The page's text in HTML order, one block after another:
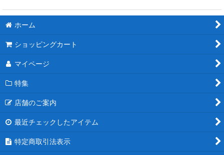
ホーム
ショッピングカート
マイページ
特集
店舗のご案内
最近チェックしたアイテム
特定商取引法表示